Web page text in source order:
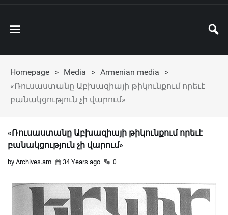
Homepage > Media > Armenian media
>
«Ռուսաստանը Աբխազիայի թիկունքում որեւէ
բանակցություն չի վարում»
«Ռուսաստանը Աբխազիայի թիկունքում որեւէ
բանակցություն չի վարում»
by Archives.am 34 Years ago 0